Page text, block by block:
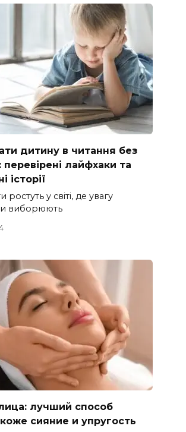
дитину в читання без
перевірені лайфхаки та
історії
ростуть у світі, де увагу
виборюють
лучший способ
сияние и упругость